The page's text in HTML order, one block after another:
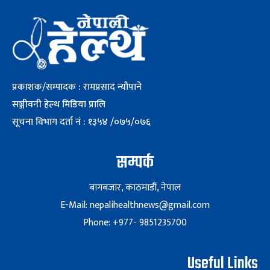
प्रकाशक/सम्पादक : रामप्रसाद न्यौपाने
सञ्जीवनी हेल्थ मिडिया प्रालि
सूचना विभाग दर्ता नं : १३५४ /०७५/०७६
सम्पर्क
बागबजार, काठमाडौं, नेपाल
E-Mail: nepalihealthnews@gmail.com
Phone: +977- 9851235700
Useful Links